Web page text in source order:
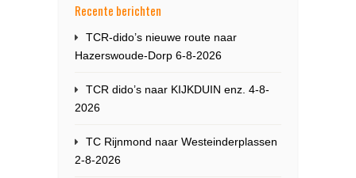
Recente berichten
TCR-dido’s nieuwe route naar
Hazerswoude-Dorp 6-8-2026
TCR dido’s naar KIJKDUIN enz. 4-8-
2026
TC Rijnmond naar Westeinderplassen
2-8-2026